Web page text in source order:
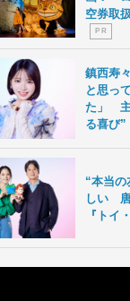
空券取
P R
鎮西寿
と思っ
た」 主
る喜び”
“本当
しい 唐
『トイ